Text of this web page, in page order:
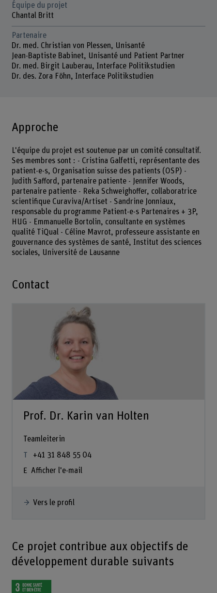
Équipe du projet
Chantal Britt
Partenaire
Dr. med. Christian von Plessen, Unisanté
Jean-Baptiste Babinet, Unisanté und Patient Partner
Dr. med. Birgit Lauberau, Interface Politikstudien
Dr. des. Zora Föhn, Interface Politikstudien
Approche
L'équipe du projet est soutenue par un comité consultatif.
Ses membres sont : - Cristina Galfetti, représentante des
patient-e-s, Organisation suisse des patients (OSP) -
Judith Safford, partenaire patiente - Jennifer Woods,
partenaire patiente - Reka Schweighoffer, collaboratrice
scientifique Curaviva/Artiset - Sandrine Jonniaux,
responsable du programme Patient-e-s Partenaires + 3P,
HUG - Emmanuelle Bortolin, consultante en systèmes
qualité TiQual - Céline Mavrot, professeure assistante en
gouvernance des systèmes de santé, Institut des sciences
sociales, Université de Lausanne
Contact
Prof. Dr. Karin van Holten
Teamleiterin
+41 31 848 55 04
Afficher l'e-mail
Vers le profil
Ce projet contribue aux objectifs de
développement durable suivants